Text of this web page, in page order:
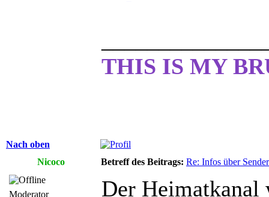
THIS IS MY
Nach oben
Nicoco
Betreff des Beitrags: Re: Infos über
Moderator
Der